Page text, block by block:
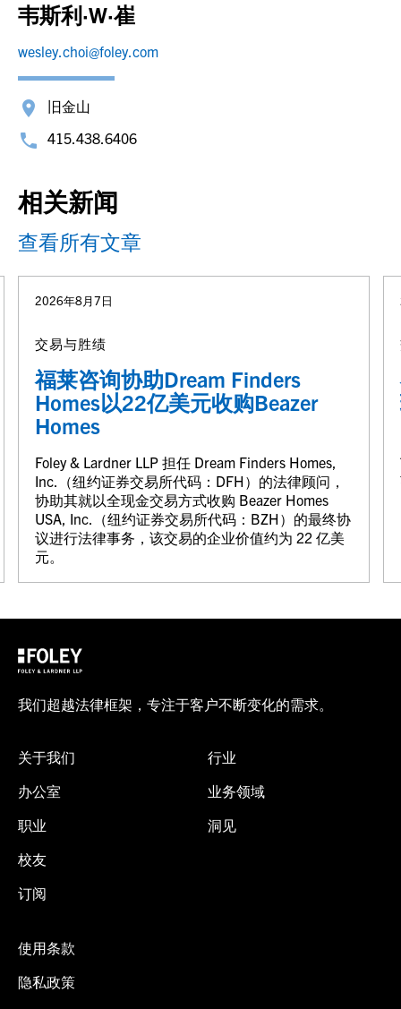
韦斯利·W·崔
wesley.choi@foley.com
旧金山
415.438.6406
相关新闻
查看所有文章
2026年8月7日
交易与胜绩
福莱咨询协助Dream Finders
Homes以22亿美元收购Beazer
Homes
Foley & Lardner LLP 担任 Dream Finders Homes,
Inc.（纽约证券交易所代码：DFH）的法律顾问，
协助其就以全现金交易方式收购 Beazer Homes
USA, Inc.（纽约证券交易所代码：BZH）的最终协
议进行法律事务，该交易的企业价值约为 22 亿美
元。
我们超越法律框架，专注于客户不断变化的需求。
关于我们
办公室
职业
校友
订阅
行业
业务领域
洞见
使用条款
隐私政策